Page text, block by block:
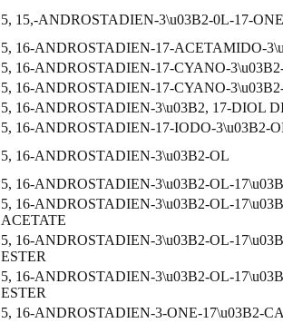
5, 15,-ANDROSTADIEN-3\u03B2-0L-17-ONE
5, 16-ANDROSTADIEN-17-ACETAMIDO-
5, 16-ANDROSTADIEN-17-CYANO-
5, 16-ANDROSTADIEN-17-CYANO-
5, 16-ANDROSTADIEN-3\u03B2, 17-DIOL
5, 16-ANDROSTADIEN-17-IODO-3\u03B2-
5, 16-ANDROSTADIEN-3\u03B2-OL
5, 16-ANDROSTADIEN-3\u03B2-OL-
5, 16-ANDROSTADIEN-3\u03B2-OL-
ACETATE
5, 16-ANDROSTADIEN-3\u03B2-OL-
ESTER
5, 16-ANDROSTADIEN-3\u03B2-OL-
ESTER
5, 16-ANDROSTADIEN-3-ONE-17\u03B2-